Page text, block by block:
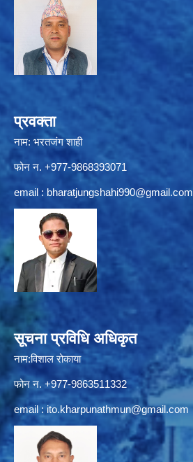
प्रवक्ता
नाम: भरतजंग शाही
फोन न. +977-9868393071
email : bharatjungshahi990@gmail.com
सूचना प्रविधि अधिकृत
नाम:विशाल रोकाया
फोन न. +977-9863511332
email : ito.kharpunathmun@gmail.com